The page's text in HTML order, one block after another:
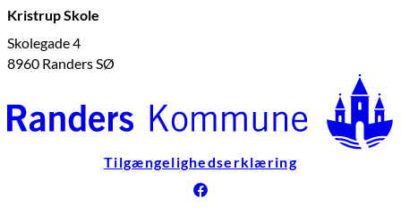
Kristrup Skole
Skolegade 4
8960 Randers SØ
Tilgængelighedserklæring